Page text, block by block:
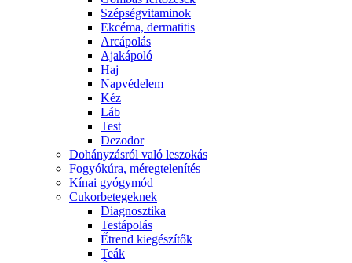
Szépségvitaminok
Ekcéma, dermatitis
Arcápolás
Ajakápoló
Haj
Napvédelem
Kéz
Láb
Test
Dezodor
Dohányzásról való leszokás
Fogyókúra, méregtelenítés
Kínai gyógymód
Cukorbetegeknek
Diagnosztika
Testápolás
É́trend kiegészítők
Teák